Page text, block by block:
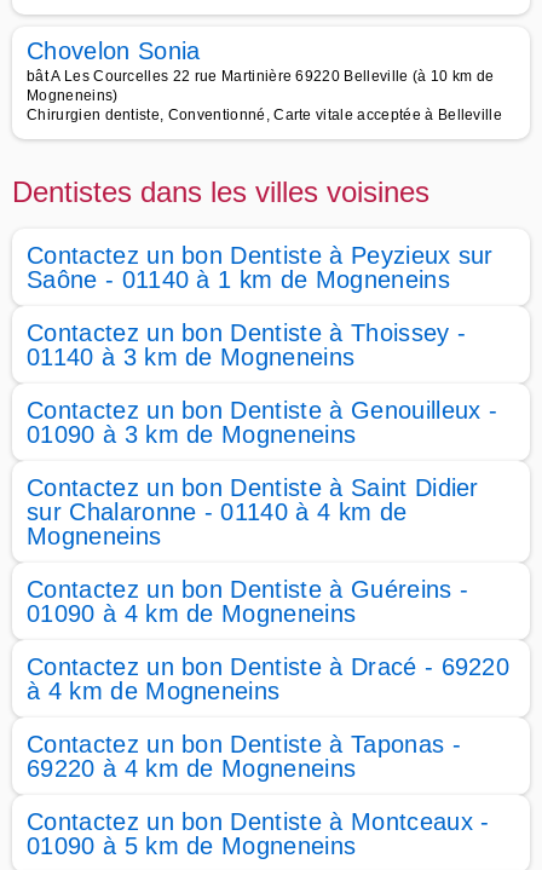
Chovelon Sonia
bât A Les Courcelles 22 rue Martinière 69220 Belleville (à 10 km de
Mogneneins)
Chirurgien dentiste, Conventionné, Carte vitale acceptée à Belleville
Dentistes dans les villes voisines
Contactez un bon Dentiste à Peyzieux sur
Saône - 01140 à 1 km de Mogneneins
Contactez un bon Dentiste à Thoissey -
01140 à 3 km de Mogneneins
Contactez un bon Dentiste à Genouilleux -
01090 à 3 km de Mogneneins
Contactez un bon Dentiste à Saint Didier
sur Chalaronne - 01140 à 4 km de
Mogneneins
Contactez un bon Dentiste à Guéreins -
01090 à 4 km de Mogneneins
Contactez un bon Dentiste à Dracé - 69220
à 4 km de Mogneneins
Contactez un bon Dentiste à Taponas -
69220 à 4 km de Mogneneins
Contactez un bon Dentiste à Montceaux -
01090 à 5 km de Mogneneins